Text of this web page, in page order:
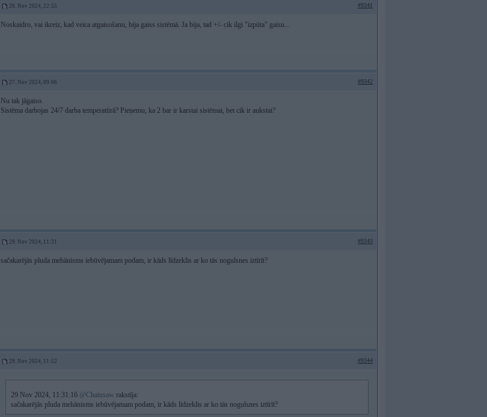
26. Nov 2024, 22:55 #9341
Noskaidro, vai ikreiz, kad veica atgaisošanu, bija gaiss sistēmā. Ja bija, tad +/- cik ilgi "izpūta" gaisu...
27. Nov 2024, 09:06 #9342
Nu tak jāgaiso.
Sistēma darbojas 24/7 darba temperatūrā? Pieņemu, ka 2 bar ir karstai sistēmai, bet cik ir aukstai?
29. Nov 2024, 11:31 #9343
sačakarējās pluda mehānisms iebūvējamam podam, ir kāds līdzeklis ar ko tās nogulsnes iztīrīt?
29. Nov 2024, 11:52 #9344
29 Nov 2024, 11:31:16 @Chainsaw rakstīja:
sačakarējās pluda mehānisms iebūvējamam podam, ir kāds līdzeklis ar ko tās nogulsnes iztīrīt?